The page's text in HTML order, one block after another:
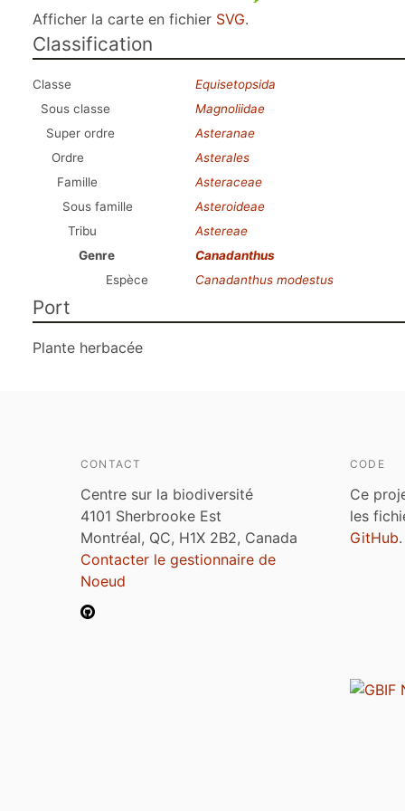
Afficher la carte en fichier SVG.
Classification
Classe
Equisetopsida
Sous classe
Magnoliidae
Super ordre
Asteranae
Ordre
Asterales
Famille
Asteraceae
Sous famille
Asteroideae
Tribu
Astereae
Genre
Canadanthus
Espèce
Canadanthus modestus
Port
Plante herbacée
CONTACT
Centre sur la biodiversité
4101 Sherbrooke Est
Montréal, QC, H1X 2B2, Canada
Contacter le gestionnaire de
Noeud
CODE
Ce
les
GitHub.